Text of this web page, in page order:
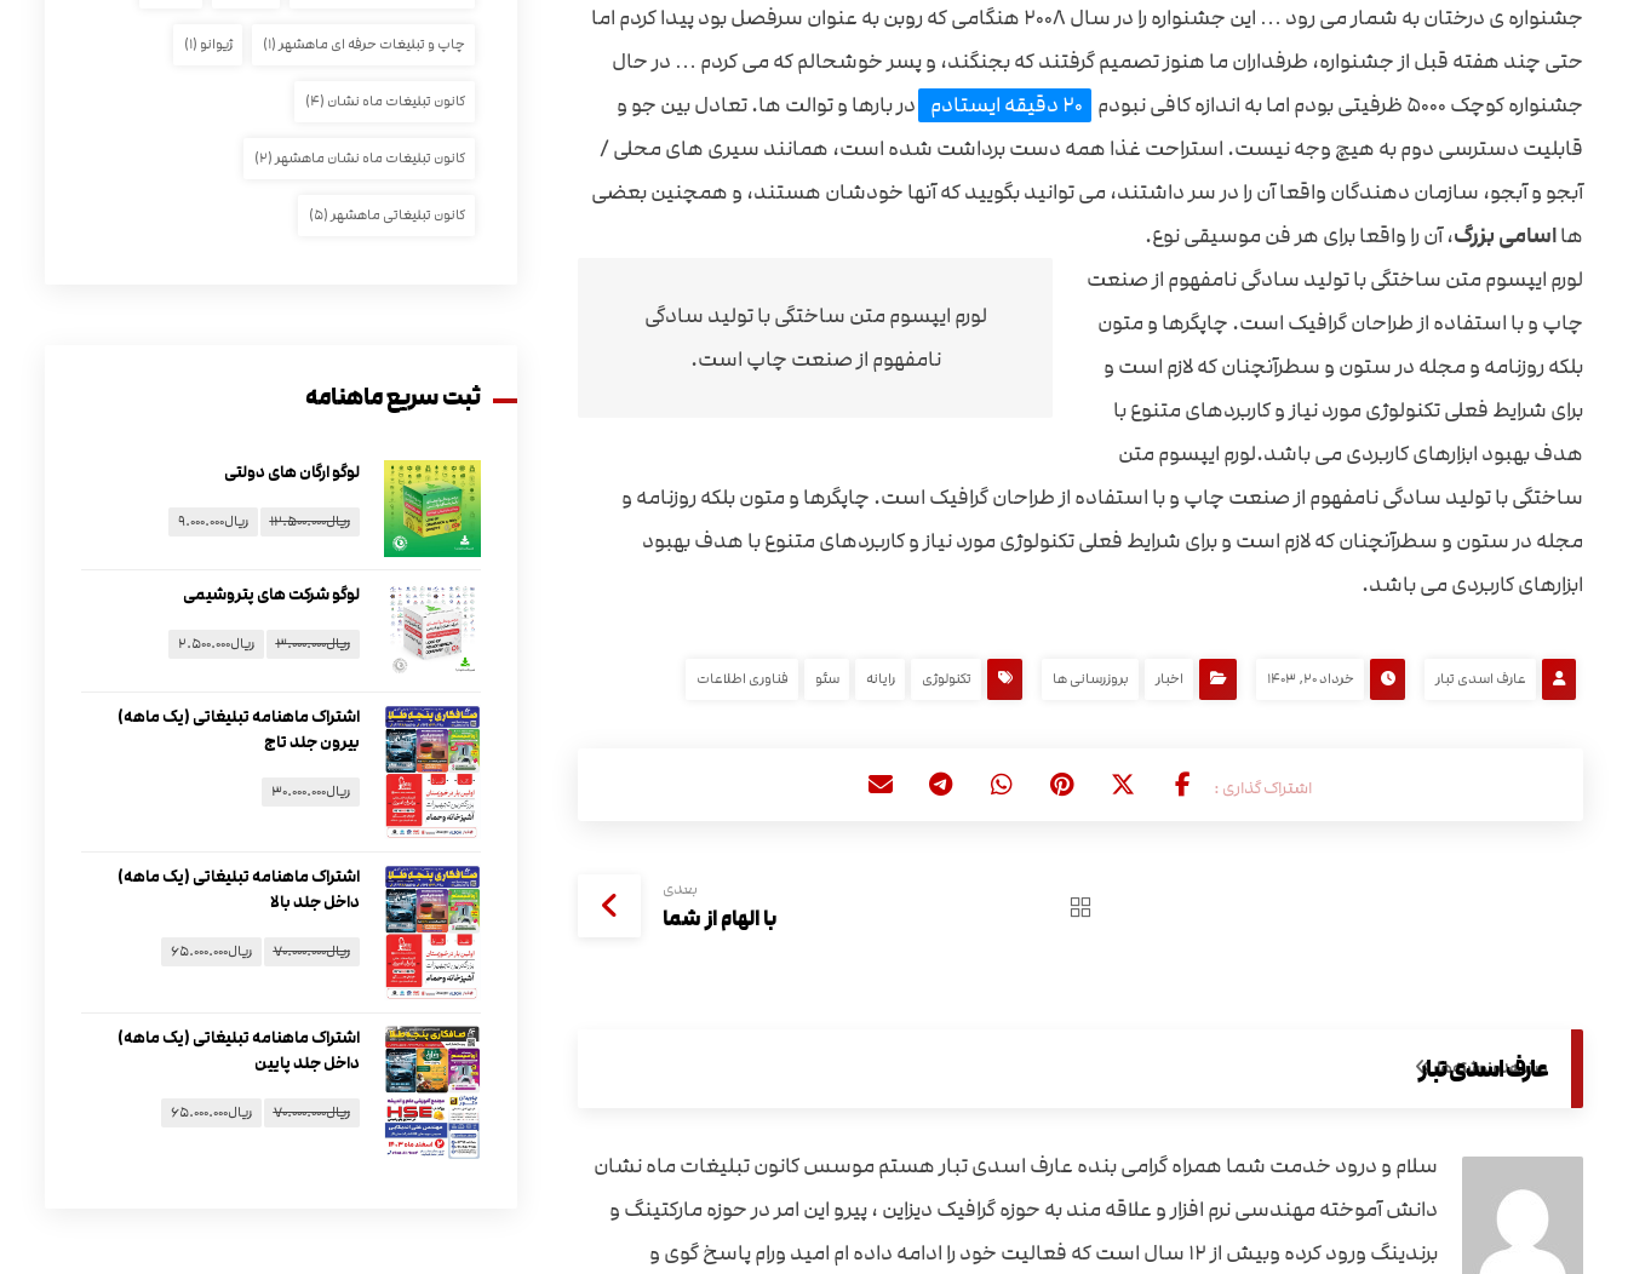
جشنواره ی درختان به شمار می رود … این جشنواره را در سال ۲۰۰۸ هنگامی که روبن به عنوان سرفصل بود پیدا کردم اما
حتی چند هفته قبل از جشنواره، طرفداران ما هنوز تصمیم گرفتند که بجنگند، و پسر خوشحالم که می کردم … در حال
جشنواره کوچک ۵۰۰۰ ظرفیتی بودم اما به اندازه کافی نبودم
۲۰ دقیقه ایستادم
در بارها و توالت ها. تعادل بین جو و
قابلیت دسترسی دوم به هیچ وجه نیست. استراحت غذا همه دست برداشت شده است، همانند سیری های محلی /
آبجو و آبجو، سازمان دهندگان واقعا آن را در سر داشتند، می توانید بگویید که آنها خودشان هستند، و همچنین بعضی
هااسامی بزرگ، آن را واقعا برای هر فن موسیقی نوع.
لورم ایپسوم متن ساختگی با تولید سادگی
نامفهوم از صنعت چاپ است.
لورم ایپسوم متن ساختگی با تولید سادگی نامفهوم از صنعت
چاپ و با استفاده از طراحان گرافیک است. چاپگرها و متون
بلکه روزنامه و مجله در ستون و سطرآنچنان که لازم است و
برای شرایط فعلی تکنولوژی مورد نیاز و کاربردهای متنوع با
هدف بهبود ابزارهای کاربردی می باشد.لورم ایپسوم متن
ساختگی با تولید سادگی نامفهوم از صنعت چاپ و با استفاده از طراحان گرافیک است. چاپگرها و متون بلکه روزنامه و
مجله در ستون و سطرآنچنان که لازم است و برای شرایط فعلی تکنولوژی مورد نیاز و کاربردهای متنوع با هدف بهبود
ابزارهای کاربردی می باشد.
عارف اسدی تبار خرداد ۲۰, ۱۴۰۳ اخبار بروزرسانی ها تکنولوژی رایانه سئو فناوری اطلاعات
بعدی
با الهام از شما
عارف اسدی تبار
مشاهده نوشته ها
سلام و درود خدمت شما همراه گرامی بنده عارف اسدی تبار هستم موسس کانون تبلیغات ماه نشان
دانش آموخته مهندسی نرم افزار و علاقه مند به حوزه گرافیک دیزاین ، پیرو این امر در حوزه مارکتینگ و
برندینگ ورود کرده وبیش از ۱۲ سال است که فعالیت خود را ادامه داده ام امید ورام پاسخ گوی و
چاپ و تبلیغات حرفه ای ماهشهر (۱) ژیوانو (۱)
کانون تبلیغات ماه نشان (۴)
کانون تبلیغات ماه نشان ماهشهر (۲)
کانون تبلیغاتی ماهشهر (۵)
ثبت سریع ماهنامه
لوگو ارگان های دولتی
ریال۱۲.۵۰۰.۰۰۰ ریال۹.۰۰۰.۰۰۰
لوگو شرکت های پتروشیمی
ریال۳.۰۰۰.۰۰۰ ریال۲.۵۰۰.۰۰۰
اشتراک ماهنامه تبلیغاتی (یک ماهه)
بیرون جلد تاج
ریال۳۰.۰۰۰.۰۰۰
اشتراک ماهنامه تبلیغاتی (یک ماهه)
داخل جلد بالا
ریال۷۰.۰۰۰.۰۰۰ ریال۶۵.۰۰۰.۰۰۰
اشتراک ماهنامه تبلیغاتی (یک ماهه)
داخل جلد پایین
ریال۷۰.۰۰۰.۰۰۰ ریال۶۵.۰۰۰.۰۰۰